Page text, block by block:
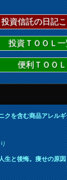
投資信託の日記
投資ＴＯＯＬ
便利ＴＯ
クを含む商品アレル
生と後悔。痩せの原